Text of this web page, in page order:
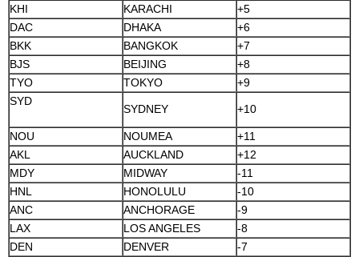
KHI
KARACHI
+5
DAC
DHAKA
+6
BKK
BANGKOK
+7
BJS
BEIJING
+8
TYO
TOKYO
+9
SYD
SYDNEY +10
NOU NOUMEA
+11
AKL
AUCKLAND
+12
MDY
MIDWAY
-11
HNL
HONOLULU
-10
ANC
ANCHORAGE
-9
LAX
LOS ANGELES
-8
DEN
DENVER
-7